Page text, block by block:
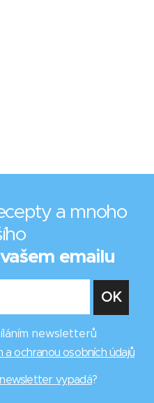
a mnoho
emailu
newsletterů
a ochranou osobních údajů
newsletter vypadá?